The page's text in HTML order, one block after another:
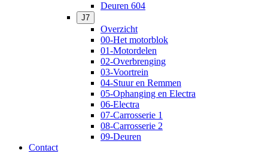
Deuren 604
J7
Overzicht
00-Het motorblok
01-Motordelen
02-Overbrenging
03-Voortrein
04-Stuur en Remmen
05-Ophanging en Electra
06-Electra
07-Carrosserie 1
08-Carrosserie 2
09-Deuren
Contact